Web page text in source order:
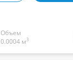
Объем
0.0004 м3